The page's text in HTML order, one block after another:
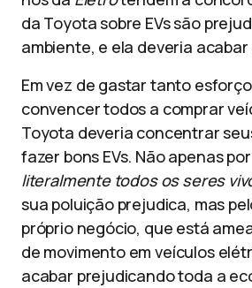
da Toyota sobre EVs são
ambiente, e ela deveria
Em vez de gastar tanto
convencer todos a comprar
Toyota deveria concentrar
fazer bons EVs. Não apenas
literalmente todos os seres
sua poluição prejudica, mas
próprio negócio, que está
de movimento em veículos
acabar prejudicando toda a